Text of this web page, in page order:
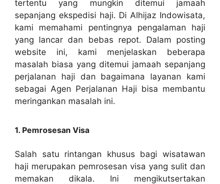
tertentu yang mungkin ditemui jamaah
sepanjang ekspedisi haji. Di Alhijaz Indowisata,
kami memahami pentingnya pengalaman haji
yang lancar dan bebas repot. Dalam posting
website ini, kami menjelaskan beberapa
masalah biasa yang ditemui jamaah sepanjang
perjalanan haji dan bagaimana layanan kami
sebagai Agen Perjalanan Haji bisa membantu
meringankan masalah ini.
1. Pemrosesan Visa
Salah satu rintangan khusus bagi wisatawan
haji merupakan pemrosesan visa yang sulit dan
memakan dikala. Ini mengikutsertakan